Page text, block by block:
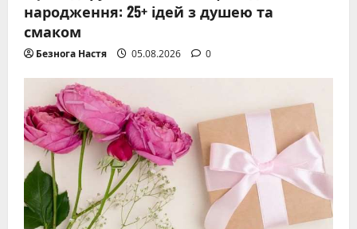
народження: 25+ ідей з душею та
смаком
Безнога Настя 05.08.2026 0